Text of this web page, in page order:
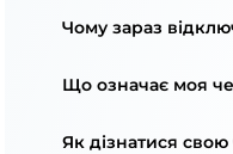
Чому зараз
Що означає моя
Як дізнатися свою